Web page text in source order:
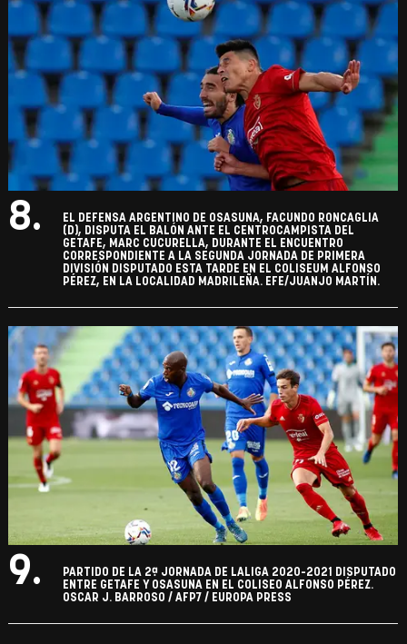
8.
EL DEFENSA ARGENTINO DE OSASUNA, FACUNDO RONCAGLIA
(D), DISPUTA EL BALÓN ANTE EL CENTROCAMPISTA DEL
GETAFE, MARC CUCURELLA, DURANTE EL ENCUENTRO
CORRESPONDIENTE A LA SEGUNDA JORNADA DE PRIMERA
DIVISIÓN DISPUTADO ESTA TARDE EN EL COLISEUM ALFONSO
PÉREZ, EN LA LOCALIDAD MADRILEÑA. EFE/JUANJO MARTÍN.
9.
PARTIDO DE LA 2ª JORNADA DE LALIGA 2020-2021 DISPUTADO
ENTRE GETAFE Y OSASUNA EN EL COLISEO ALFONSO PÉREZ.
OSCAR J. BARROSO / AFP7 / EUROPA PRESS